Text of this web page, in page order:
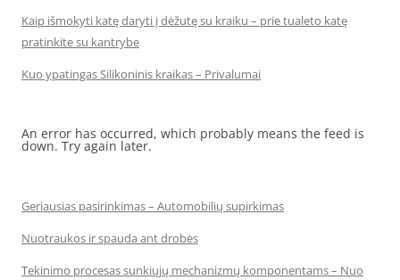
Kaip išmokyti katę daryti į dėžutę su kraiku – prie tualeto katę
pratinkite su kantrybe
Kuo ypatingas Silikoninis kraikas – Privalumai
An error has occurred, which probably means the feed is
down. Try again later.
Geriausias pasirinkimas – Automobilių supirkimas
Nuotraukos ir spauda ant drobės
Tekinimo procesas sunkiųjų mechanizmų komponentams – Nuo